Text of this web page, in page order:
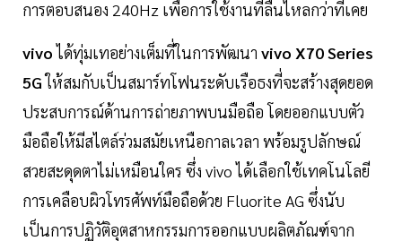
การตอบสนอง 240Hz เพื่อการใช้งานที่ลื่นไหลกว่าที่เคย
vivoได้ทุ่มเทอย่างเต็มที่ในการพัฒนา vivo X70 Series
5Gให้สมกับเป็นสมาร์ทโฟนระดับเรือธงที่จะสร้างสุดยอด
ประสบการณ์ด้านการถ่ายภาพบนมือถือ โดยออกแบบตัว
มือถือให้มีสไตล์ร่วมสมัยเหนือกาลเวลา พร้อมรูปลักษณ์
สวยสะดุดตาไม่เหมือนใคร ซึ่ง vivo ได้เลือกใช้เทคโนโลยี
การเคลือบผิวโทรศัพท์มือถือด้วย Fluorite AG ซึ่งนับ
เป็นการปฏิวัติอุตสาหกรรมการออกแบบผลิตภัณฑ์จาก